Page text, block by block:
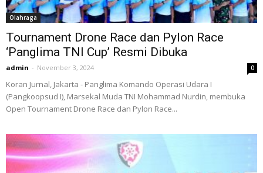
Olahraga
Tournament Drone Race dan Pylon Race
‘Panglima TNI Cup’ Resmi Dibuka
admin - November 3, 2024 0
Koran Jurnal, Jakarta - Panglima Komando Operasi Udara I
(Pangkoopsud I), Marsekal Muda TNI Mohammad Nurdin, membuka
Open Tournament Drone Race dan Pylon Race...